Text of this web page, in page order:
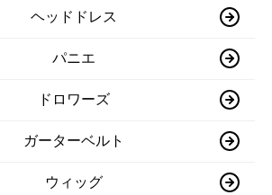
ヘッドドレス
パニエ
ドロワーズ
ガーターベルト
ウィッグ